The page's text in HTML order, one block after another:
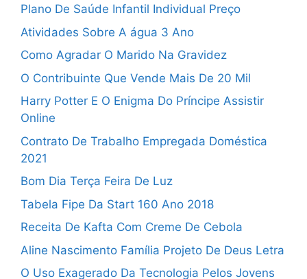
Plano De Saúde Infantil Individual Preço
Atividades Sobre A água 3 Ano
Como Agradar O Marido Na Gravidez
O Contribuinte Que Vende Mais De 20 Mil
Harry Potter E O Enigma Do Príncipe Assistir
Online
Contrato De Trabalho Empregada Doméstica
2021
Bom Dia Terça Feira De Luz
Tabela Fipe Da Start 160 Ano 2018
Receita De Kafta Com Creme De Cebola
Aline Nascimento Família Projeto De Deus Letra
O Uso Exagerado Da Tecnologia Pelos Jovens